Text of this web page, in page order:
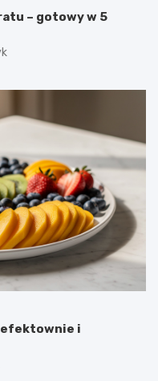
– gotowy w 5
efektownie i